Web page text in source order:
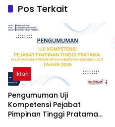
Pos Terkait
Iklan
Pengumuman Uji
Kompetensi Pejabat
Pimpinan Tinggi Pratama